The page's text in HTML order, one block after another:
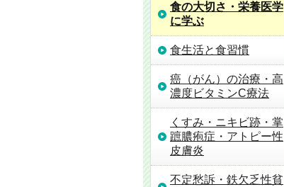
食の大切さ・栄養医学
に学ぶ
食生活と食習慣
癌（がん）の治療・高
濃度ビタミンC療法
くすみ・ニキビ跡・掌
蹠膿疱症・アトピー性
皮膚炎
不定愁訴・鉄欠乏性貧